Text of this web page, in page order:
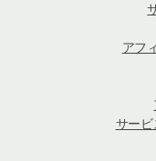
アフ
サー